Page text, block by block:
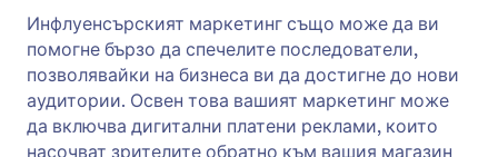
Инфлуенсърският маркетинг също може да ви
помогне бързо да спечелите последователи,
позволявайки на бизнеса ви да достигне до нови
аудитории. Освен това вашият маркетинг може
да включва дигитални платени реклами, които
насочват зрителите обратно към вашия магазин